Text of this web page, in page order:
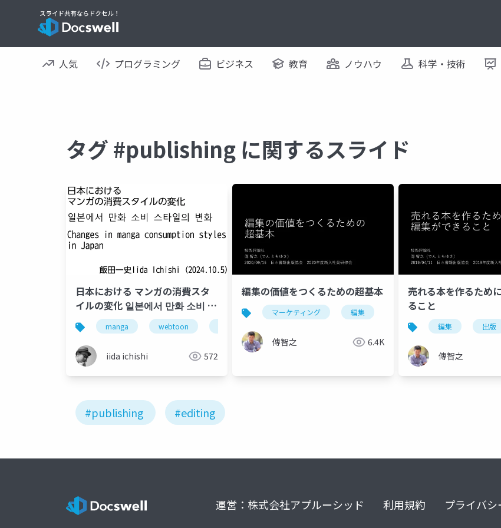
人気 プログラミング ビジネス 教育 ノウハウ 科学・技術
タグ #publishing に関するスライド
日本における マンガの消費スタ
イルの変化 일본에서 만화 소비 스
타일의 변화 Changes in manga
consumption styles in Japan
manga webtoon 出版 publishing
iida ichishi 572
編集の価値をつくるための超基本
マーケティング 編集
傳智之 6.4K
売れる本を作るため
ること
編集 出版
傳智之
#publishing #editing
運営：株式会社アプルーシッド 利用規約 プライバ